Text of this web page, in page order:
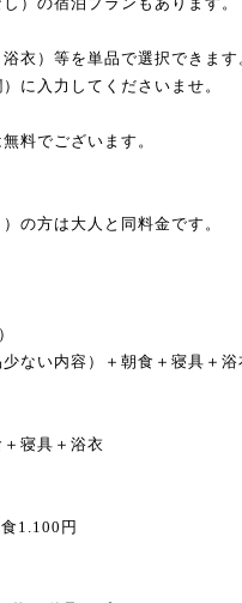
衣）等を単品で選択できます
に入力してくださいませ。
料でございます。
の方は大人と同料金です。
ない内容）＋朝食＋寝具＋浴
寝具＋浴衣
1.100円